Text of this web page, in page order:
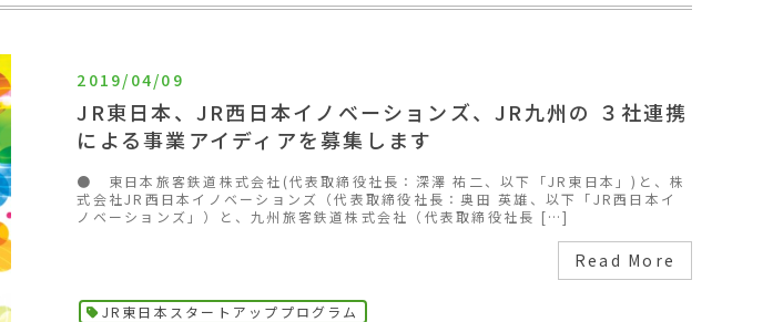
2019/04/09
JR東日本、JR西日本イノベーションズ、JR九州の ３社連携
による事業アイディアを募集します
● 東日本旅客鉄道株式会社(代表取締役社長：深澤 祐二、以下「JR東日本」)と、株
式会社JR西日本イノベーションズ（代表取締役社長：奥田 英雄、以下「JR西日本イ
ノベーションズ」）と、九州旅客鉄道株式会社（代表取締役社長 […]
Read More
JR東日本スタートアッププログラム